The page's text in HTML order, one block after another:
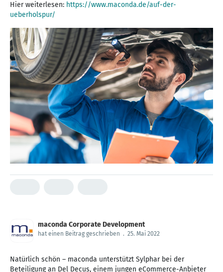
Hier weiterlesen: https://www.maconda.de/auf-der-
ueberholspur/
maconda Corporate Development
hat einen Beitrag geschrieben . 25. Mai 2022
Natürlich schön – maconda unterstützt Sylphar bei der
Beteiligung an Del Decus, einem jungen eCommerce-Anbieter